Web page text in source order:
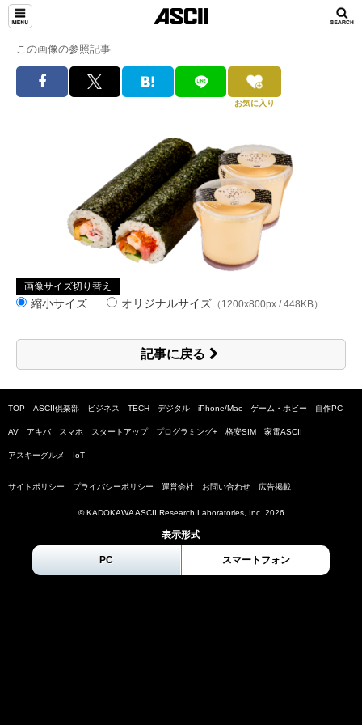
この画像の参照記事
お気に入り
画像サイズ切り替え
縮小サイズ オリジナルサイズ （1200x800px / 448KB）
記事に戻る
TOP ASCII倶楽部 ビジネス TECH デジタル iPhone/Mac ゲーム・ホビー 自作PC
AV アキバ スマホ スタートアップ プログラミング+ 格安SIM 家電ASCII
アスキーグルメ IoT
サイトポリシー プライバシーポリシー 運営会社 お問い合わせ 広告掲載
© KADOKAWA ASCII Research Laboratories, Inc. 2026
表示形式
PC スマートフォン